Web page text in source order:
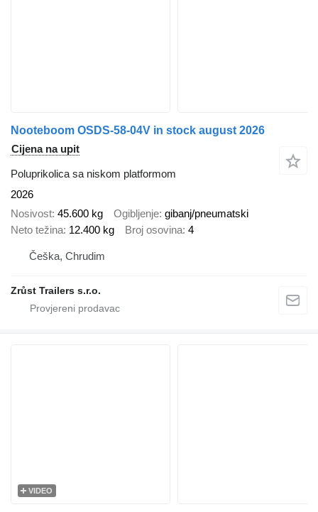
Nooteboom OSDS-58-04V in stock august 2026
Cijena na upit
Poluprikolica sa niskom platformom
2026
Nosivost 45.600 kg Ogibljenje gibanj/pneumatski
Neto težina 12.400 kg Broj osovina 4
Češka, Chrudim
Zrůst Trailers s.r.o.
VIDEO